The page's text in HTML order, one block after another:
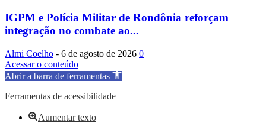
IGPM e Polícia Militar de Rondônia reforçam
integração no combate ao...
Almi Coelho - 6 de agosto de 2026 0
Acessar o conteúdo
Abrir a barra de ferramentas
Ferramentas de acessibilidade
Aumentar texto